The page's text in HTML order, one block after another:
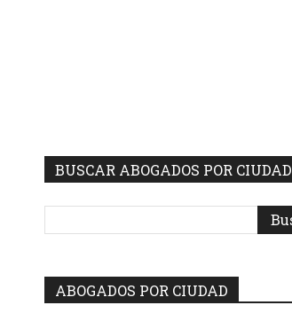
BUSCAR ABOGADOS POR CIUDAD
ABOGADOS POR CIUDAD